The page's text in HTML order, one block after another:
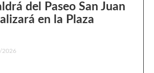
del Paseo San Juan
en la Plaza